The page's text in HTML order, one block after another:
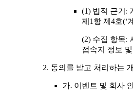
(1) 법적 근거:
제1항 제4호(‘
(2) 수집 항목:
접속지 정보
2. 동의를 받고 처리하는
가. 이벤트 및 회사